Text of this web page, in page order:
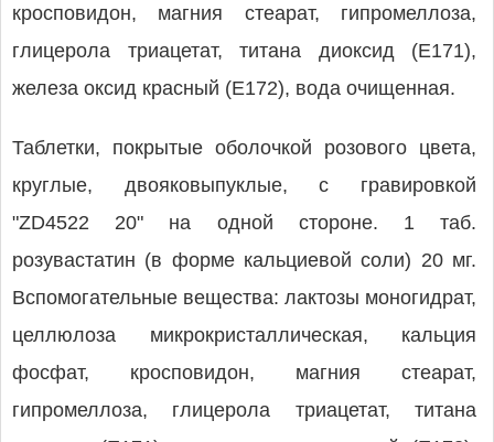
кросповидон, магния стеарат, гипромеллоза,
глицерола триацетат, титана диоксид (Е171),
железа оксид красный (Е172), вода очищенная.
Таблетки, покрытые оболочкой розового цвета,
круглые, двояковыпуклые, с гравировкой
"ZD4522 20" на одной стороне. 1 таб.
розувастатин (в форме кальциевой соли) 20 мг.
Вспомогательные вещества: лактозы моногидрат,
целлюлоза микрокристаллическая, кальция
фосфат, кросповидон, магния стеарат,
гипромеллоза, глицерола триацетат, титана